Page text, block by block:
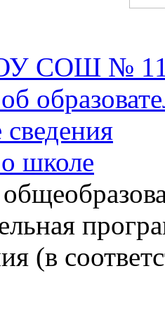
СОШ №
школе
(в